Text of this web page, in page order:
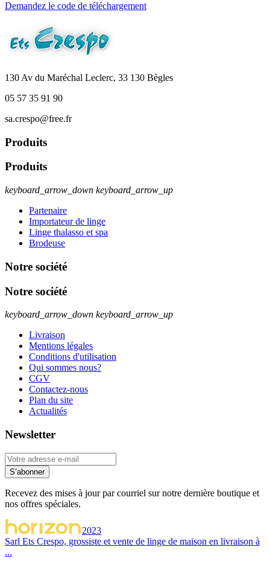
Demandez le code de téléchargement
130 Av du Maréchal Leclerc, 33 130 Bègles
05 57 35 91 90
sa.crespo@free.fr
Produits
Produits
keyboard_arrow_down keyboard_arrow_up
Partenaire
Importateur de linge
Linge thalasso et spa
Brodeuse
Notre société
Notre société
keyboard_arrow_down keyboard_arrow_up
Livraison
Mentions légales
Conditions d'utilisation
Qui sommes nous?
CGV
Contactez-nous
Plan du site
Actualités
Newsletter
S’abonner
Recevez des mises à jour par courriel sur notre dernière boutique et
nos offres spéciales.
2023
Sarl Ets Crespo, grossiste et vente de linge de maison en livraison à
...